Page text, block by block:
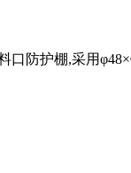
防护棚,采用